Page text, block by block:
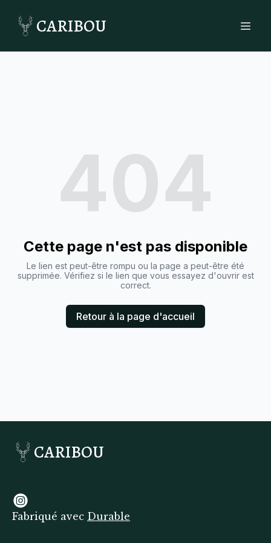
CARIBOU
404
Cette page n'est pas disponible
Le lien est peut-être rompu ou la page a peut-être été
supprimée. Vérifiez si le lien que vous essayez d'ouvrir est
correct.
Retour à la page d'accueil
CARIBOU
Fabriqué avec Durable